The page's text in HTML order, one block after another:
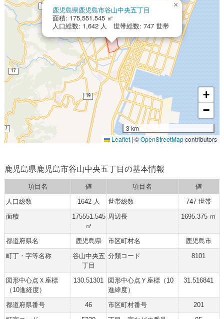
鹿児島県鹿児島市谷山中央五丁目
面積: 175,551.545 ㎡
人口総数: 1,642 人 世帯総数: 747 世帯
×
+
−
3 km
Leaflet | ©OpenStreetMapcontributors
鹿児島県鹿児島市谷山中央五丁目の基本情報
項目名 値 項目名
値
人口総数
1642 人 世帯総数
747 世帯
面積
175551.545
㎡
周辺長 1695.375 ｍ
都道府県名 鹿児島県 市区町村名
鹿児島市
町丁・字等名称
谷山中央五
丁目
分類コード 8101
図形中心点Ｘ座標
（10進経度）
130.51301
図形中心点Ｙ座標（10
進緯度）
31.516841
都道府県番号 46 市区町村番号
201